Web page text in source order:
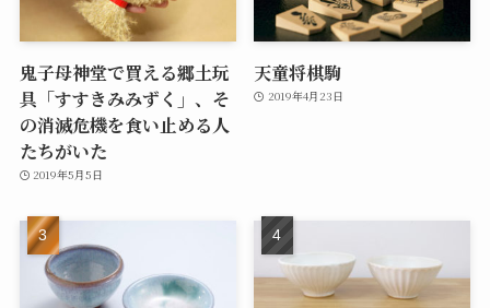
鬼子母神堂で買える郷土玩
具「すすきみみずく」、そ
の消滅危機を食い止める人
たちがいた
2019年5月5日
天童将棋駒
2019年4月23日